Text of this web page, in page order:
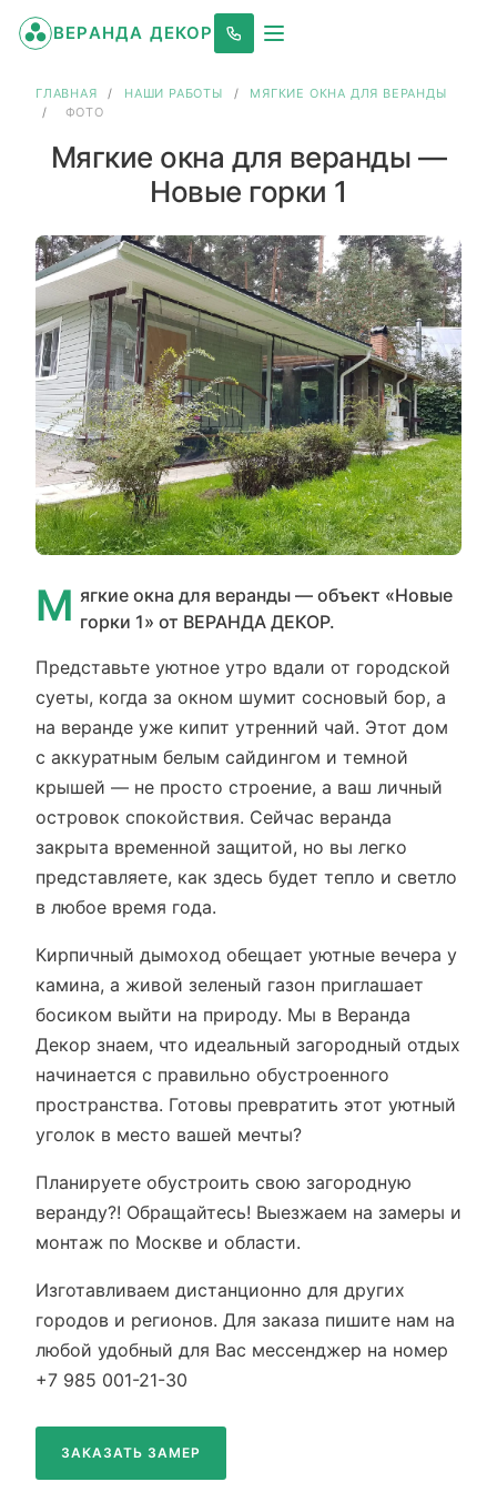
ВЕРАНДА ДЕКОР
ГЛАВНАЯ / НАШИ РАБОТЫ /
МЯГКИЕ ОКНА ДЛЯ ВЕРАНДЫ
/
ФОТО
Мягкие окна для веранды —
Новые горки 1
М ягкие окна для веранды — объект «Новые
горки 1» от ВЕРАНДА ДЕКОР.
Представьте уютное утро вдали от городской
суеты, когда за окном шумит сосновый бор, а
на веранде уже кипит утренний чай. Этот дом
с аккуратным белым сайдингом и темной
крышей — не просто строение, а ваш личный
островок спокойствия. Сейчас веранда
закрыта временной защитой, но вы легко
представляете, как здесь будет тепло и светло
в любое время года.
Кирпичный дымоход обещает уютные вечера у
камина, а живой зеленый газон приглашает
босиком выйти на природу. Мы в Веранда
Декор знаем, что идеальный загородный отдых
начинается с правильно обустроенного
пространства. Готовы превратить этот уютный
уголок в место вашей мечты?
Планируете обустроить свою загородную
веранду?! Обращайтесь! Выезжаем на замеры и
монтаж по Москве и области.
Изготавливаем дистанционно для других
городов и регионов. Для заказа пишите нам на
любой удобный для Вас мессенджер на номер
+7 985 001-21-30
ЗАКАЗАТЬ ЗАМЕР